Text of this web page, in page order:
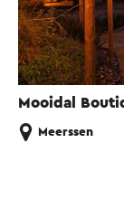
Mooidal
Meerssen